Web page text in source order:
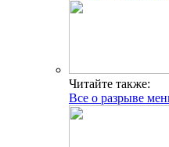
Читайте также:
Все о разрыве